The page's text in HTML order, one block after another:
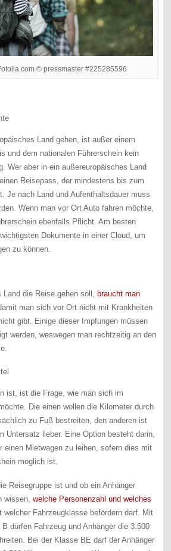
© pressmaster #225285596
Land gehen, ist außer einem
und dem nationalen Führerschein kein
Wer aber in ein außereuropäisches Land
Reisepass, der mindestens bis zum
Je nach Land und Aufenthaltsdauer muss
Wenn man vor Ort Auto fahren möchte,
ebenfalls Pflicht. Am besten
Dokumente in einer Cloud, um
zu können.
die Reise gehen soll, braucht man
man sich vor Ort nicht mit Krankheiten
gibt. Einige dieser Impfungen müssen
werden, weswegen man rechtzeitig an den
ist, ist die Frage, wie man sich im
Die einen wollen die Kilometer durch
zu Fuß bestreiten, den anderen ist
Untersatz lieber. Eine Option besteht darin,
einen Mietwagen zu leihen, sofern dies mit
möglich ist.
Reisegruppe ist und ob ein Anhänger
wissen,welche Personenzahl und welches
welcher Fahrzeugklasse befördern darf. Mit
dürfen Fahrzeug und Anhänger die 3.500
Bei der Klasse BE darf der Anhänger